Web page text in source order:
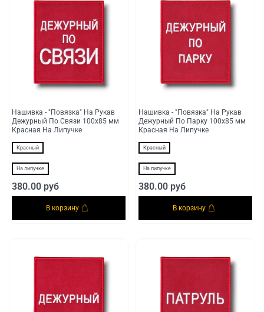
Нашивка - "Повязка" На Рукав
Дежурный По Связи 100х85 мм
Красная На Липучке
Красный
На липучке
380.00 руб
В корзину
Нашивка - "Повязка" На Рукав
Дежурный По Парку 100х85 мм
Красная На Липучке
Красный
На липучке
380.00 руб
В корзину